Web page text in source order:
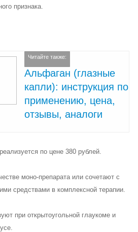
признака.
Читайте также:
Альфаган (глазные
капли): инструкция по
применению, цена,
отзывы, аналоги
по цене380 рублей.
моно-препарата или сочетают с
средствами в комплексной терапии.
при открытоугольной глаукоме и